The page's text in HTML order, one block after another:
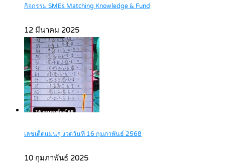
กิจกรรม SMEs Matching Knowledge & Fund
12 มีนาคม 2025
เลขเด็ดแม่นๆ งวดวันที่ 16 กุมภาพันธ์ 2568
10 กุมภาพันธ์ 2025